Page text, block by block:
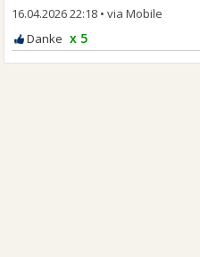
16.04.2026 22:18 •
x 5